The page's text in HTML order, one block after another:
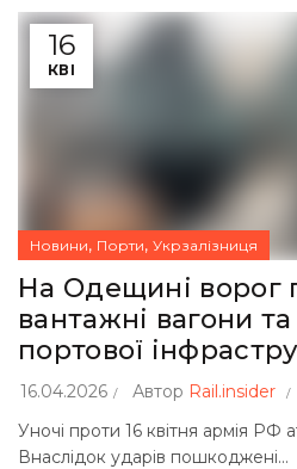
16
КВІ
Новини, Порти, Укрзалізниця
На Одещині ворог
вантажні вагони та
портової
16.04.2026 Автор Rail.insider
Уночі проти 16 квітня армія РФ
Внаслідок ударів пошкоджені...